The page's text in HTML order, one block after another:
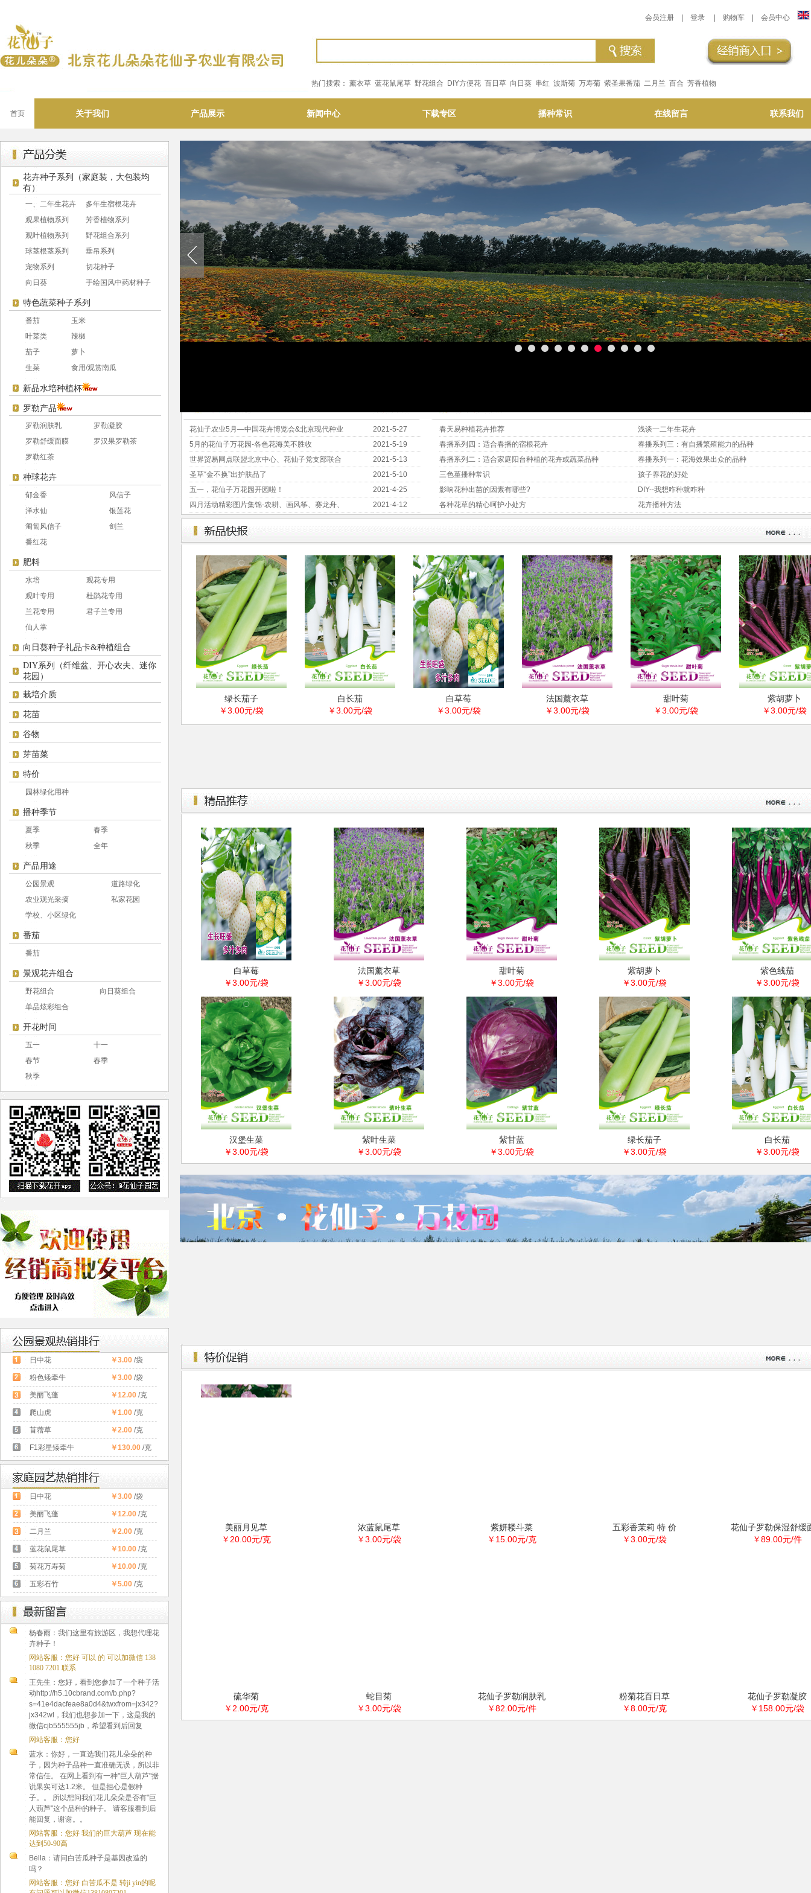
会员注册 登录 购物车 会员中心
热门搜索： 薰衣草 蓝花鼠尾草 野花组合 DIY方便花 百日草 向日葵 串红 波斯菊 万寿菊 紫圣果番茄 二月兰 百合 芳香植物
首页 关于我们 产品展示 新闻中心 下载专区 播种常识 在线留言 联系我们
花卉种子系列（家庭装，大包装均
有）
一、二年生花卉
多年生宿根花卉
观果植物系列
芳香植物系列
观叶植物系列
野花组合系列
球茎根茎系列
垂吊系列
宠物系列
切花种子
向日葵
手绘国风中药材种子
特色蔬菜种子系列
番茄
玉米
叶菜类
辣椒
茄子
萝卜
生菜
食用/观赏南瓜
新品水培种植杯
罗勒产品
罗勒润肤乳
罗勒凝胶
罗勒舒缓面膜
罗汉果罗勒茶
罗勒红茶
种球花卉
郁金香
风信子
洋水仙
银莲花
匍匐风信子
剑兰
番红花
肥料
水培
观花专用
观叶专用
杜鹃花专用
兰花专用
君子兰专用
仙人掌
向日葵种子礼品卡&种植组合
DIY系列（纤维盆、开心农夫、迷你
花园）
栽培介质
花苗
谷物
芽苗菜
特价
园林绿化用种
播种季节
夏季
春季
秋季
全年
产品用途
公园景观
道路绿化
农业观光采摘
私家花园
学校、小区绿化
番茄
番茄
景观花卉组合
野花组合
向日葵组合
单品炫彩组合
开花时间
五一
十一
春节
春季
秋季
日中花 ￥3.00/袋
粉色矮牵牛 ￥3.00/袋
美丽飞蓬 ￥12.00/克
爬山虎 ￥1.00/克
苜蓿草 ￥2.00/克
F1彩星矮牵牛 ￥130.00/克
日中花 ￥3.00/袋
美丽飞蓬 ￥12.00/克
二月兰 ￥2.00/克
蓝花鼠尾草 ￥10.00/克
菊花万寿菊 ￥10.00/克
五彩石竹 ￥5.00/克
杨春雨：我们这里有旅游区，我想代理花
卉种子！
网站客服：您好 可以 的 可以加微信 138
1080 7201 联系
王先生：您好，看到您参加了一个种子活
动http://h5.10cbrand.com/b.php?
s=41e4dacfeae8a0d4&twxfrom=jx342?
jx342wl，我们也想参加一下，这是我的
微信cjb555555jb，希望看到后回复
网站客服：您好
蓝水：你好，一直选我们花儿朵朵的种
子，因为种子品种一直准确无误，所以非
常信任。 在网上看到有一种"巨人葫芦"据
说果实可达1.2米。 但是担心是假种
子。。 所以想问我们花儿朵朵是否有"巨
人葫芦"这个品种的种子。 请客服看到后
能回复，谢谢。。
网站客服：您好 我们的巨大葫芦 现在能
达到50-90高
Bella：请问白苦瓜种子是基因改造的
吗？
网站客服：您好 白苦瓜不是 转ji yin的呢
花仙子农业5月—中国花卉博览会&北京现代种业
2021-5-27
5月的花仙子万花园-各色花海美不胜收
2021-5-19
世界贸易网点联盟北京中心、花仙子党支部联合
2021-5-13
圣草“金不换”出护肤品了
2021-5-10
五一，花仙子万花园开园啦！
2021-4-25
四月活动精彩图片集锦-农耕、画风筝、赛龙舟、
2021-4-12
春天易种植花卉推荐
浅谈一二年生花卉
春播系列四：适合春播的宿根花卉
春播系列三：有自播繁殖能力的品种
春播系列二：适合家庭阳台种植的花卉或蔬菜品种
春播系列一：花海效果出众的品种
三色堇播种常识
孩子养花的好处
影响花种出苗的因素有哪些?
DIY--我想咋种就咋种
各种花草的精心呵护小处方
花卉播种方法
菜
/袋
绿长茄子
￥3.00元/袋
白长茄
￥3.00元/袋
白草莓
￥3.00元/袋
法国薰衣草
￥3.00元/袋
甜叶菊
￥3.00元/袋
紫胡萝卜
￥3.00元/袋
白草莓
￥3.00元/袋
法国薰衣草
￥3.00元/袋
甜叶菊
￥3.00元/袋
紫胡萝卜
￥3.00元/袋
紫色线茄
￥3.00元/袋
汉堡生菜
￥3.00元/袋
紫叶生菜
￥3.00元/袋
紫甘蓝
￥3.00元/袋
绿长茄子
￥3.00元/袋
白长茄
￥3.00元/袋
美丽月见草
￥20.00元/克
浓蓝鼠尾草
￥3.00元/袋
紫妍耧斗菜
￥15.00元/克
五彩香茉莉 特 价
￥3.00元/袋
花仙子罗勒保湿舒缓
￥89.00元/件
硫华菊
￥2.00元/克
蛇目菊
￥3.00元/袋
花仙子罗勒润肤乳
￥82.00元/件
粉菊花百日草
￥8.00元/克
花仙子罗勒凝胶
￥158.00元/袋